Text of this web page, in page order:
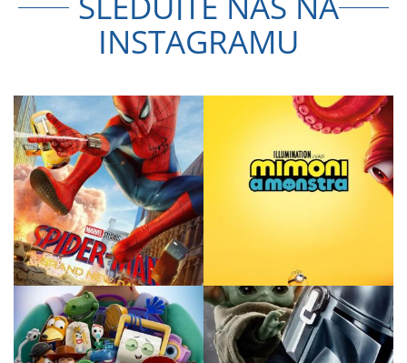
INSTAGRAMU